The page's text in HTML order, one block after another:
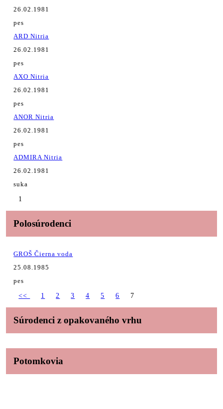
26.02.1981
pes
ARD Nitria
26.02.1981
pes
AXO Nitria
26.02.1981
pes
ANOR Nitria
26.02.1981
pes
ADMIRA Nitria
26.02.1981
suka
1
Polosúrodenci
GROŠ Čierna voda
25.08.1985
pes
<<
1 2 3 4 5 6 7
Súrodenci z opakovaného vrhu
Potomkovia